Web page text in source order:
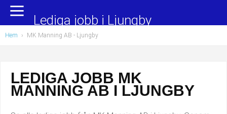
Yrkesområden
Administration, ekonomi, juridik
Chefer och verksamhetsledare
Data/IT
Populära jobb
Undersköterska, hemtjänst och äldreboende
Barnskötare
Lärare i förskola/Förskollärare
Lediga jobb i Ljungby
Hem › MK Manning AB - Ljungby
LEDIGA JOBB MK
MANNING AB I LJUNGBY